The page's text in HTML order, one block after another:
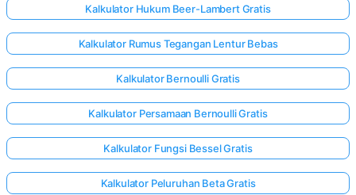
Kalkulator Hukum Beer-Lambert Gratis
Kalkulator Rumus Tegangan Lentur Bebas
Kalkulator Bernoulli Gratis
Kalkulator Persamaan Bernoulli Gratis
Kalkulator Fungsi Bessel Gratis
Kalkulator Peluruhan Beta Gratis